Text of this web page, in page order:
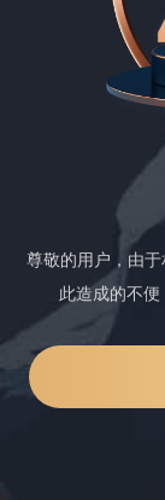
尊敬的用户，由
此造成的不便